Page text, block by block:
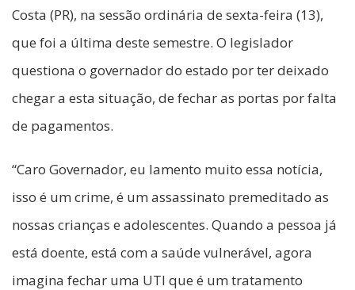
Costa (PR), na sessão ordinária de sexta-feira (13),
que foi a última deste semestre. O legislador
questiona o governador do estado por ter deixado
chegar a esta situação, de fechar as portas por falta
de pagamentos.
“Caro Governador, eu lamento muito essa notícia,
isso é um crime, é um assassinato premeditado as
nossas crianças e adolescentes. Quando a pessoa já
está doente, está com a saúde vulnerável, agora
imagina fechar uma UTI que é um tratamento